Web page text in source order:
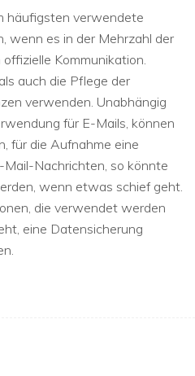
häufigsten verwendete
wenn es in der Mehrzahl der
Kommunikation.
auch die Pflege der
verwenden. Unabhängig
für E-Mails, können
für die Aufnahme eine
Nachrichten, so könnte
wenn etwas schief geht.
die verwendet werden
eine Datensicherung